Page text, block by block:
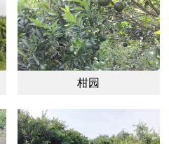
柑园